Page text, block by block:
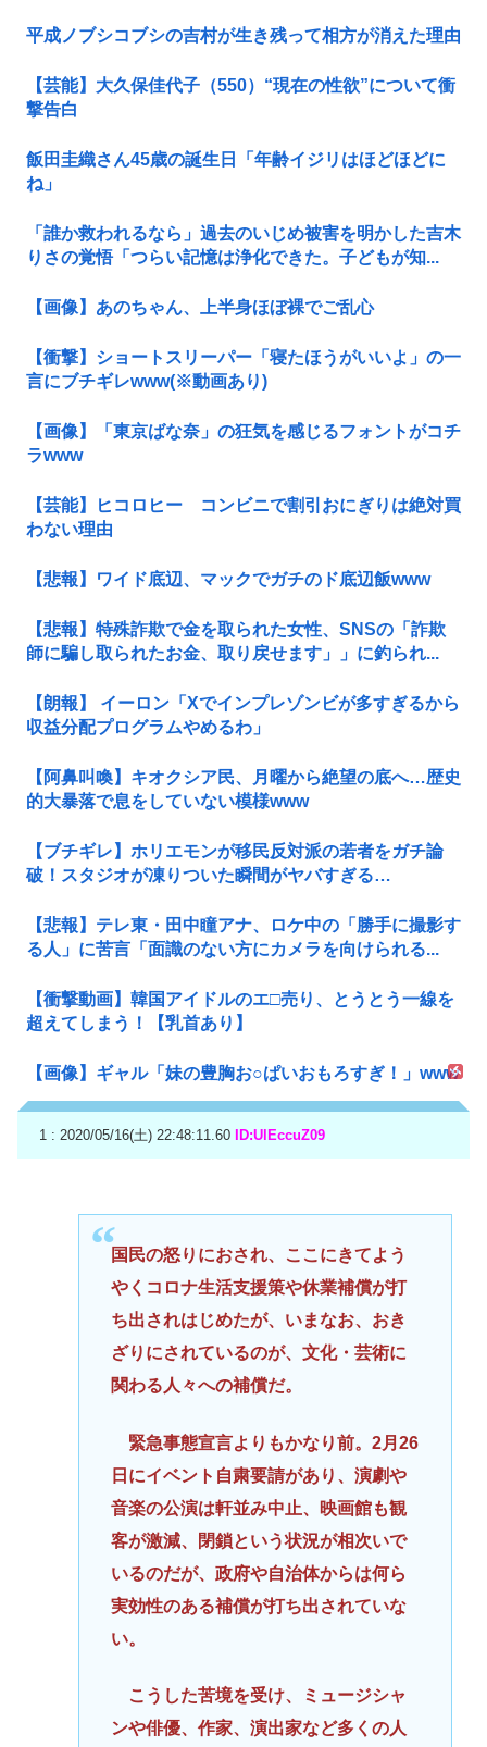
平成ノブシコブシの吉村が生き残って相方が消えた理由
【芸能】大久保佳代子（550）“現在の性欲”について衝
撃告白
飯田圭織さん45歳の誕生日「年齢イジリはほどほどに
ね」
「誰か救われるなら」過去のいじめ被害を明かした吉木
りさの覚悟「つらい記憶は浄化できた。子どもが知...
【画像】あのちゃん、上半身ほぼ裸でご乱心
【衝撃】ショートスリーパー「寝たほうがいいよ」の一
言にブチギレwww(※動画あり)
【画像】「東京ばな奈」の狂気を感じるフォントがコチ
ラwww
【芸能】ヒコロヒー コンビニで割引おにぎりは絶対買
わない理由
【悲報】ワイド底辺、マックでガチのド底辺飯www
【悲報】特殊詐欺で金を取られた女性、SNSの「詐欺
師に騙し取られたお金、取り戻せます」」に釣られ...
【朗報】 イーロン「Xでインプレゾンビが多すぎるから
収益分配プログラムやめるわ」
【阿鼻叫喚】キオクシア民、月曜から絶望の底へ…歴史
的大暴落で息をしていない模様www
【ブチギレ】ホリエモンが移民反対派の若者をガチ論
破！スタジオが凍りついた瞬間がヤバすぎる…
【悲報】テレ東・田中瞳アナ、ロケ中の「勝手に撮影す
る人」に苦言「面識のない方にカメラを向けられる...
【衝撃動画】韓国アイドルのエ□売り、とうとう一線を
超えてしまう！【乳首あり】
【画像】ギャル「妹の豊胸お○ぱいおもろすぎ！」www
1 : 2020/05/16(土) 22:48:11.60 ID:UlEccuZ09
国民の怒りにおされ、ここにきてよう
やくコロナ生活支援策や休業補償が打
ち出されはじめたが、いまなお、おき
ざりにされているのが、文化・芸術に
関わる人々への補償だ。
緊急事態宣言よりもかなり前。2月26
日にイベント自粛要請があり、演劇や
音楽の公演は軒並み中止、映画館も観
客が激減、閉鎖という状況が相次いで
いるのだが、政府や自治体からは何ら
実効性のある補償が打ち出されていな
い。
こうした苦境を受け、ミュージシャ
ンや俳優、作家、演出家など多くの人